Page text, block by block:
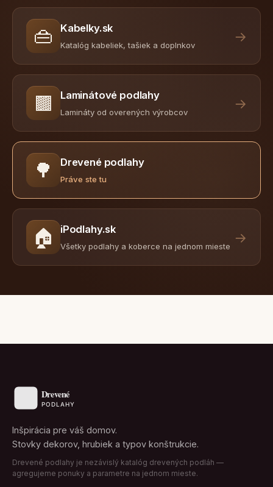
👜 Kabelky.sk
Katalóg kabeliek, tašiek a doplnkov
→
🟫 Laminátové podlahy
Lamináty od overených výrobcov
→
🌳 Drevené podlahy
Práve ste tu
🏠 iPodlahy.sk
Všetky podlahy a koberce na jednom mieste
→
Inšpirácia pre váš domov.
Stovky dekorov, hrubiek a typov konštrukcie.
Drevené podlahy je nezávislý katalóg drevených podláh —
agregujeme ponuky a parametre na jednom mieste.